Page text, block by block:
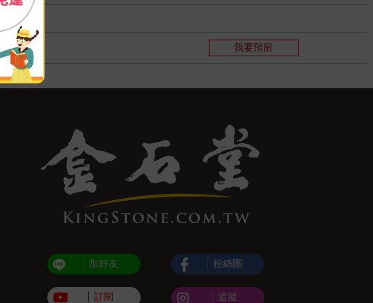
無庫存
1 我要預留
加好友
訂閱
粉絲團
追蹤